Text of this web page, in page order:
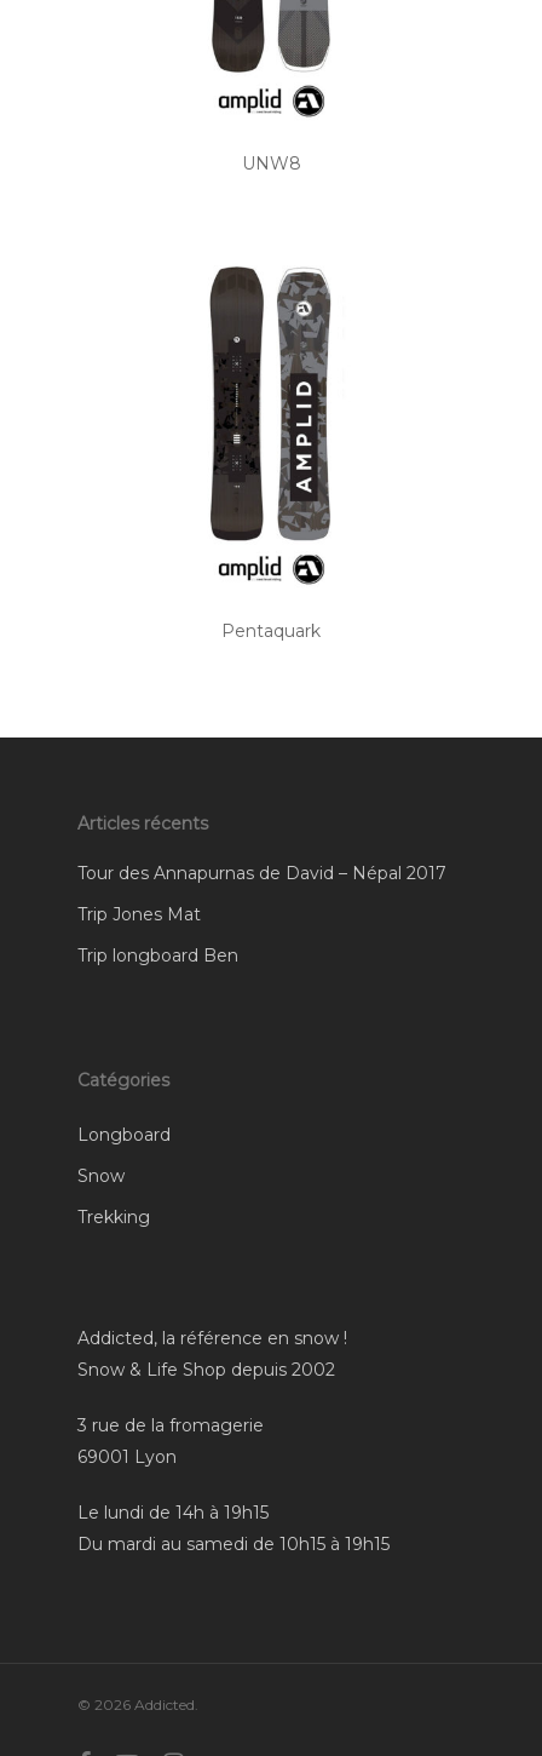
UNW8
Pentaquark
Articles récents
Tour des Annapurnas de David – Népal 2017
Trip Jones Mat
Trip longboard Ben
Catégories
Longboard
Snow
Trekking
Addicted, la référence en snow !
Snow & Life Shop depuis 2002
3 rue de la fromagerie
69001 Lyon
Le lundi de 14h à 19h15
Du mardi au samedi de 10h15 à 19h15
© 2026 Addicted.